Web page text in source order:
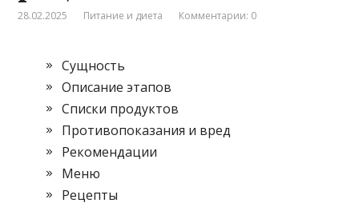
28.02.2025 Питание и диета Комментарии: 0
Сущность
Описание этапов
Списки продуктов
Противопоказания и вред
Рекомендации
Меню
Рецепты